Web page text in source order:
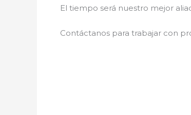
El tiempo será nuestro mejor
Contáctanos para trabajar con